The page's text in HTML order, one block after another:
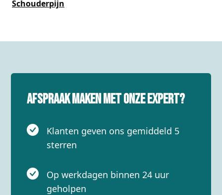
Schouderpijn
Afspraak maken met onze expert?
Klanten geven ons gemiddeld 5
sterren
Op werkdagen binnen 24 uur
geholpen